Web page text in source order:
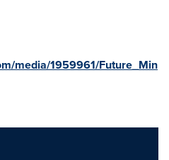
media/1959961/Future_Min